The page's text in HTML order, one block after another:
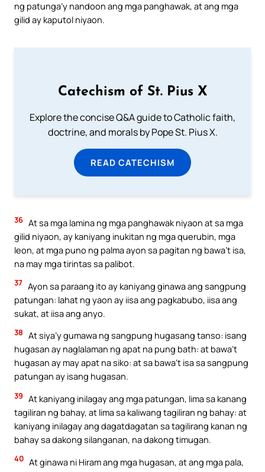
ng patunga’y nandoon ang mga panghawak, at ang mga
gilid ay kaputol niyaon.
Catechism of St. Pius X
Explore the concise Q&A guide to Catholic faith,
doctrine, and morals by Pope St. Pius X.
READ CATECHISM
36 At sa mga lamina ng mga panghawak niyaon at sa mga
gilid niyaon, ay kaniyang inukitan ng mga querubin, mga
leon, at mga puno ng palma ayon sa pagitan ng bawa’t isa,
na may mga tirintas sa palibot.
37 Ayon sa paraang ito ay kaniyang ginawa ang sangpung
patungan: lahat ng yaon ay iisa ang pagkabubo, iisa ang
sukat, at iisa ang anyo.
38 At siya’y gumawa ng sangpung hugasang tanso: isang
hugasan ay naglalaman ng apat na pung bath: at bawa’t
hugasan ay may apat na siko: at sa bawa’t isa sa sangpung
patungan ay isang hugasan.
39 At kaniyang inilagay ang mga patungan, lima sa kanang
tagiliran ng bahay, at lima sa kaliwang tagiliran ng bahay: at
kaniyang inilagay ang dagatdagatan sa tagilirang kanan ng
bahay sa dakong silanganan, na dakong timugan.
40 At ginawa ni Hiram ang mga hugasan, at ang mga pala,